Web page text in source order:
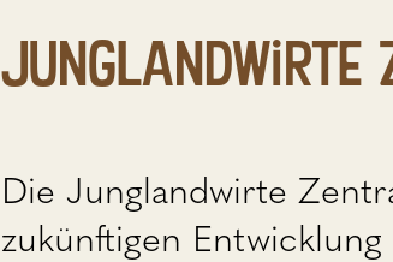
Junglandwirte
Die Junglandwirte
zukünftigen